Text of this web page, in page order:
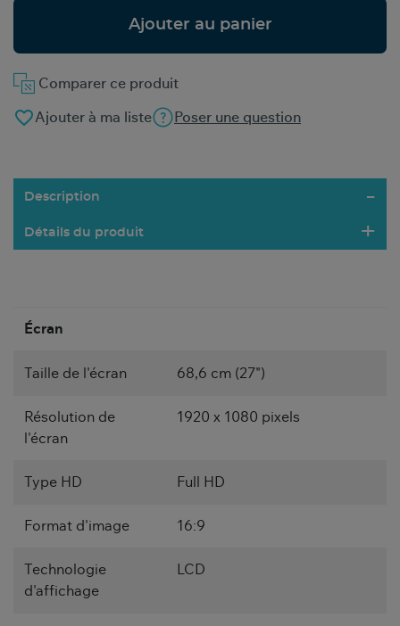
Ajouter au panier
favorite_borderAjouter à ma liste Poser une question
Comparer ce produit
Description
Détails du produit
Écran
Taille de l'écran 68,6 cm (27")
Résolution de
l'écran
1920 x 1080 pixels
Type HD Full HD
Format d'image 16:9
Technologie
d'affichage
LCD